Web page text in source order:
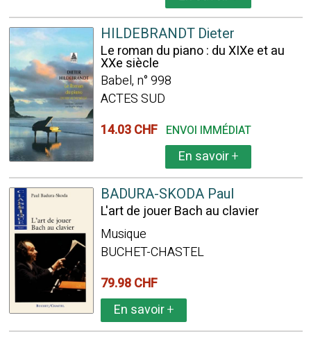
HILDEBRANDT Dieter
Le roman du piano : du XIXe et au
XXe siècle
Babel, n° 998
ACTES SUD
14.03 CHF ENVOI IMMÉDIAT
En savoir+
BADURA-SKODA Paul
L'art de jouer Bach au clavier
Musique
BUCHET-CHASTEL
79.98 CHF
En savoir+